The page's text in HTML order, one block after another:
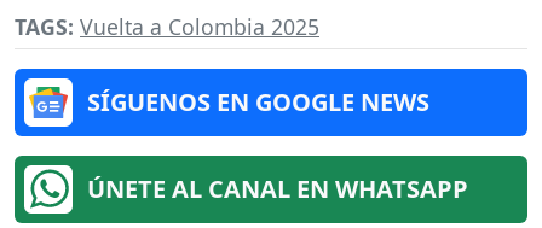
TAGS: Vuelta a Colombia 2025
SÍGUENOS EN GOOGLE NEWS
ÚNETE AL CANAL EN WHATSAPP